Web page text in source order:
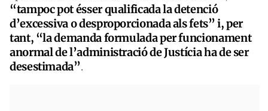
“tampoc pot ésser qualificada la detenció
d’excessiva o desproporcionada als fets” i, per
tant, “la demanda formulada per funcionament
anormal de l’administració de Justícia ha de ser
desestimada”.